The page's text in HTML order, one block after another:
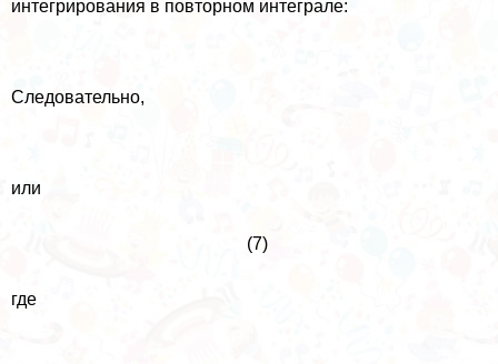
интегрирования в повторном интеграле:
Следовательно,
или
(7)
где